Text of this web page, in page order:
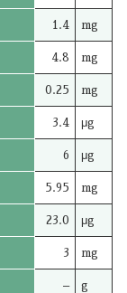
1.4 mg
4.8 mg
0.25 mg
3.4 μg
6 μg
5.95 mg
23.0 μg
3 mg
– g